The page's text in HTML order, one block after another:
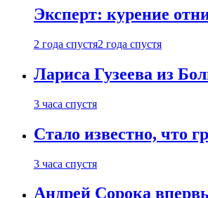
Эксперт: курение
2 года спустя2 года спустя
Лариса Гузеева из
3 часа спустя
Стало известно, что
3 часа спустя
Андрей Сорока